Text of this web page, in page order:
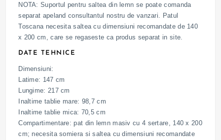
NOTA: Suportul pentru saltea din lemn se poate comanda
separat apeland consultantul nostru de vanzari. Patul
Toscana necesita saltea cu dimensiuni recomandate de 140
x 200 cm, care se regaseste ca produs separat in site.
DATE TEHNICE
Dimensiuni:
Latime: 147 cm
Lungime: 217 cm
Inaltime tablie mare: 98,7 cm
Inaltime tablie mica: 70,5 cm
Compartimentare: pat din lemn masiv cu 4 sertare, 140 x 200
cm; necesita somiera si saltea cu dimensiuni recomandate